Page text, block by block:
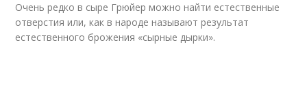
Очень редко в сыре Грюйер можно найти естественные
отверстия или, как в народе называют результат
естественного брожения «сырные дырки».